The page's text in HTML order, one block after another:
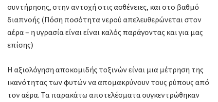
συντήρησης, στην αντοχή στις ασθένειες, και στο βαθμό
διαπνοής (Πόση ποσότητα νερού απελευθερώνεται στον
αέρα – η υγρασία είναι είναι καλός παράγοντας και για μας
επίσης)
Η αξιολόγηση αποκομιδής τοξινών είναι μια μέτρηση της
ικανότητας των φυτών να απομακρύνουν τους ρύπους από
τον αέρα. Τα παρακάτω αποτελέσματα συγκεντρώθηκαν